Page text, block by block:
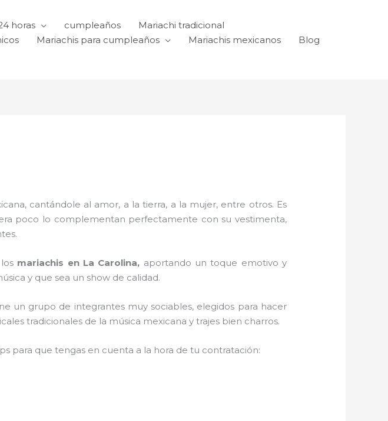
horas cumpleaños
Mariachi tradicional
Mariachis para cumpleaños Mariachis mexicanos
Blog
cantándole al amor, a la tierra, a la mujer, entre otros. Es
poco lo complementan perfectamente con su vestimenta,
mariachis en La Carolina, aportando un toque emotivo y
y que sea un show de calidad.
un grupo de integrantes muy sociables, elegidos para hacer
tradicionales de la música mexicana y trajes bien charros.
para que tengas en cuenta a la hora de tu contratación: